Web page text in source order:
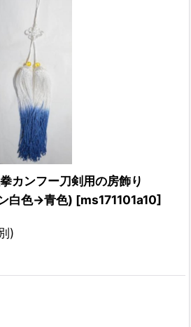
カンフー刀剣用の房飾り
白色→青色) [ms171101a10]
)